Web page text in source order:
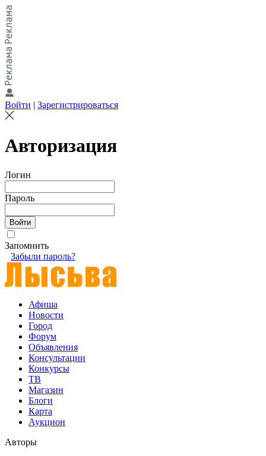
Войти | Зарегистрироваться
Авторизация
Логин
Пароль
Запомнить
Забыли пароль?
Афиша
Новости
Город
Форум
Объявления
Консультации
Конкурсы
ТВ
Магазин
Блоги
Карта
Аукцион
Авторы